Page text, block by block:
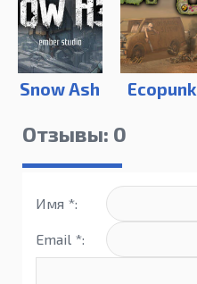
Snow Ash Ecopunk
Отзывы: 0
Имя *:
Email *: